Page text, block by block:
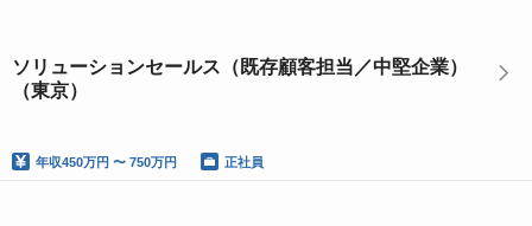
ソリューションセールス（既存顧客担当／中堅企業）
（東京）
年収450万円 〜 750万円 正社員